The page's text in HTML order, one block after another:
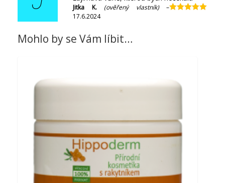
Jitka K. (ověřený vlastník)
–
17.6.2024
Mohlo by se Vám líbit…